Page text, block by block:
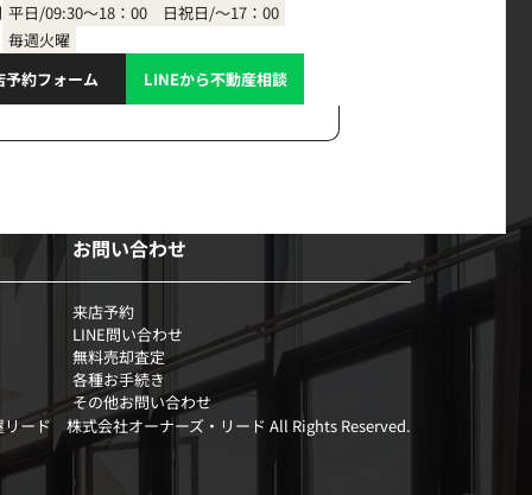
平日/09:30～18：00 日祝日/～17：00
毎週火曜
予約フォーム
LINEから不動産相談
お問い合わせ
来店予約
LINE問い合わせ
無料売却査定
各種お手続き
その他お問い合わせ
ード 株式会社オーナーズ・リード All Rights Reserved.